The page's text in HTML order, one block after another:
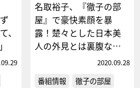
、
名取裕子、『徹子の部
屋』で豪快素顔を暴
露！楚々とした日本美
人の外見とは裏腹な…
2020.09.28
番組情報
徹子の部屋